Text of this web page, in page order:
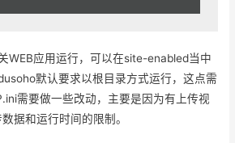
WEB应用运行，可以在site-enabled当中
默认要求以根目录方式运行，这点需
需要做一些改动，主要是因为有上传视
据和运行时间的限制。